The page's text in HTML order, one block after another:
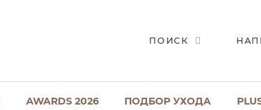
ПОИСК
AWARDS 2026 ПОДБОР УХОДА